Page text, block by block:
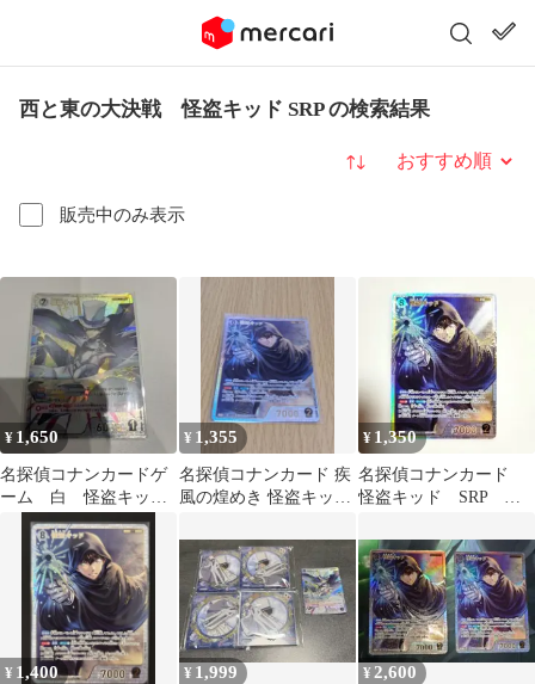
西と東の大決戦 怪盗キッド SRP の検索結果
販売中のみ表示
並び替え
¥ 1,650
名探偵コナンカードゲ
ーム 白 怪盗キッ
ド SRP 西と東の大
¥ 1,355
名探偵コナンカード 疾
風の煌めき 怪盗キッド
¥ 1,350
名探偵コナンカード
怪盗キッド SRP 疾
¥ 1,400 ¥ 1,999 ¥ 2,600